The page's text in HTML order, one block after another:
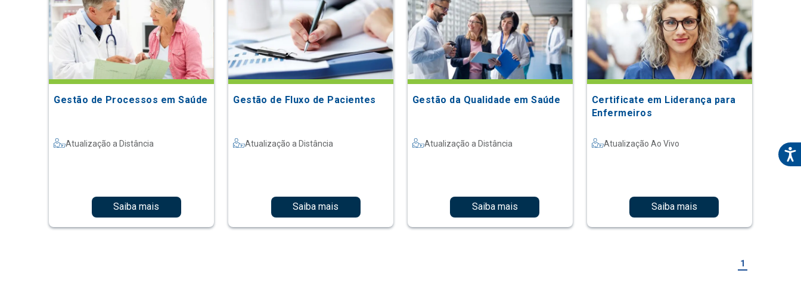
Gestão de Processos em Saúde
Atualização a Distância
Saiba mais
Gestão de Fluxo de Pacientes
Atualização a Distância
Saiba mais
Gestão da Qualidade em Saúde
Atualização a Distância
Saiba mais
Certificate em Liderança para
Enfermeiros
Atualização Ao Vivo
Saiba mais
1